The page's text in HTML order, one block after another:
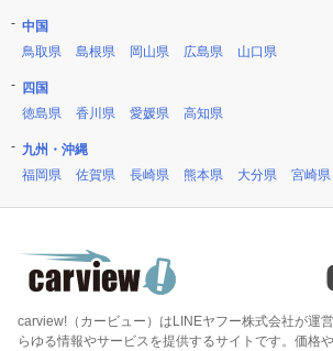
中国
鳥取県
島根県 岡山県 広島県 山口県
四国
徳島県
香川県 愛媛県 高知県
九州・沖縄
福岡県
佐賀県 長崎県 熊本県 大分県 宮崎県
carview!（カービュー）はLINEヤフー株式会社が運
らゆる情報やサービスを提供するサイトです。価格